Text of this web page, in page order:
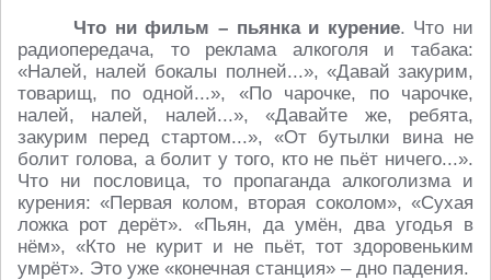
Что ни фильм – пьянка и курение. Что ни
радиопередача, то реклама алкоголя и табака:
«Налей, налей бокалы полней...», «Давай закурим,
товарищ, по одной...», «По чарочке, по чарочке,
налей, налей, налей...», «Давайте же, ребята,
закурим перед стартом...», «От бутылки вина не
болит голова, а болит у того, кто не пьёт ничего...».
Что ни пословица, то пропаганда алкоголизма и
курения: «Первая колом, вторая соколом», «Сухая
ложка рот дерёт». «Пьян, да умён, два угодья в
нём», «Кто не курит и не пьёт, тот здоровеньким
умрёт». Это уже «конечная станция» – дно падения.